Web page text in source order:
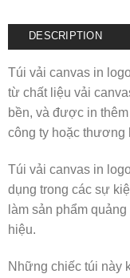
DESCRIPTION
Túi vải canvas in
từ chất liệu vải
bền, và được in
công ty hoặc thương
Túi vải canvas in
dụng trong các sự
làm sản phẩm
hiệu.
Những chiếc túi này